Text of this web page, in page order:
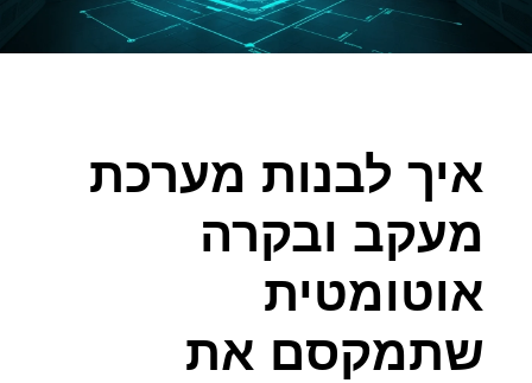
איך לבנות מערכת
מעקב ובקרה
אוטומטית
שתמקסם את